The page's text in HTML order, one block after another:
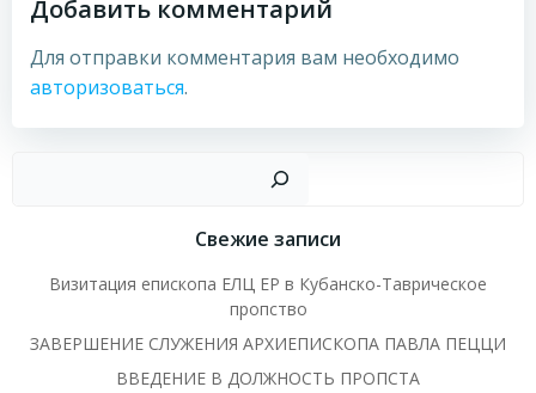
Добавить комментарий
Для отправки комментария вам необходимо
авторизоваться.
Свежие записи
Визитация епископа ЕЛЦ ЕР в Кубанско-Таврическое
пропство
ЗАВЕРШЕНИЕ СЛУЖЕНИЯ АРХИЕПИСКОПА ПАВЛА ПЕЦЦИ
ВВЕДЕНИЕ В ДОЛЖНОСТЬ ПРОПСТА